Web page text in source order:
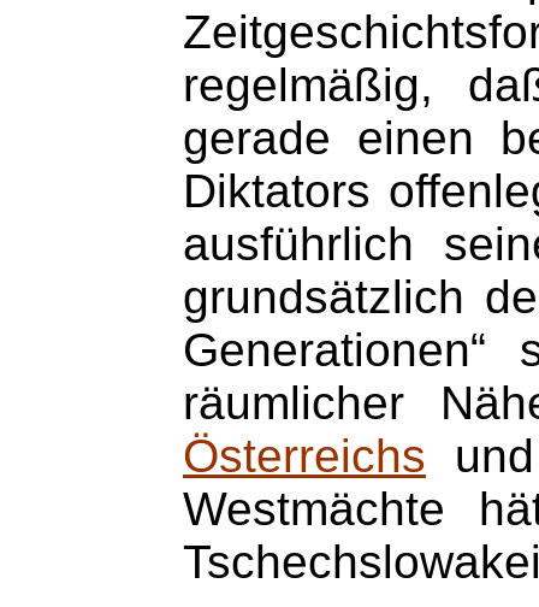
regelmäßig,
gerade einen
Diktators
ausführlich
grundsätzlich
räumlicher
Österreichs
Westmächte